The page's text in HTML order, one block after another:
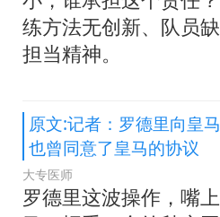
练方法无创新、队员
担当精神。
原文:记者：罗德里向皇
也曾同意了皇马的协议
大专医师
罗德里这波操作，嘴